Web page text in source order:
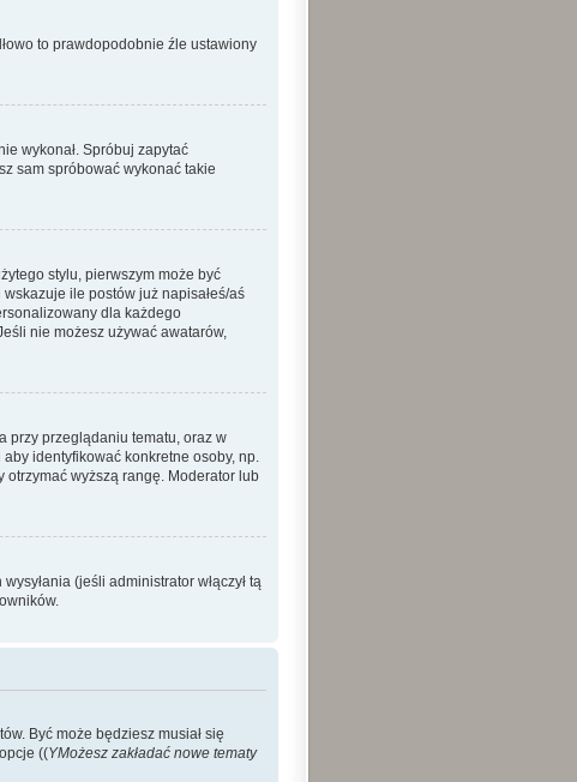
to prawdopodobnie źle ustawiony
wykonał. Spróbuj zapytać
sam spróbować wykonać takie
stylu, pierwszym może być
ile postów już napisałeś/aś
dla każdego
nie możesz używać awatarów,
przy przeglądaniu tematu, oraz w
identyfikować konkretne osoby, np.
otrzymać wyższą rangę. Moderator lub
(jeśli administrator włączył tą
Być może będziesz musiał się
((YMożesz zakładać nowe tematy